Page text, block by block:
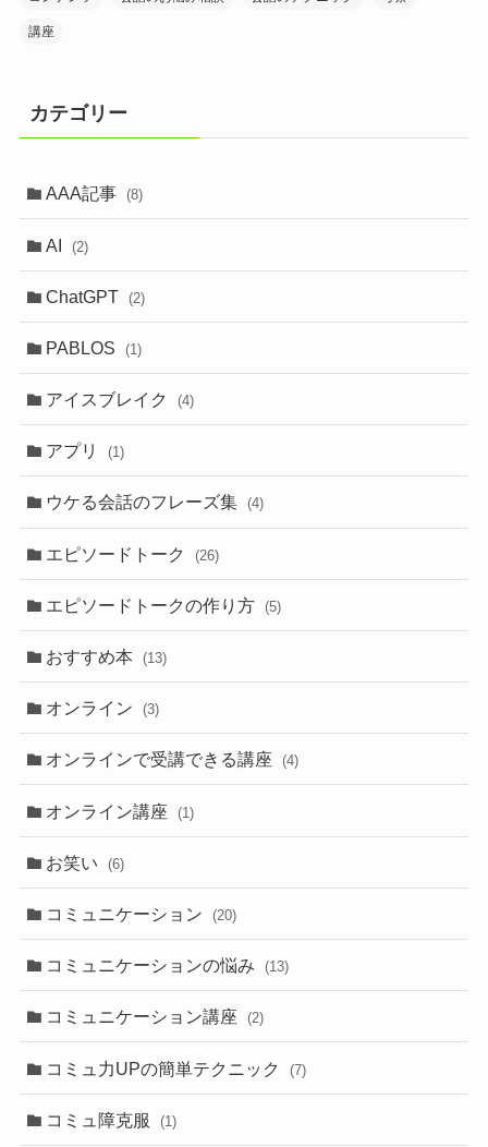
講座
カテゴリー
AAA記事 (8)
AI (2)
ChatGPT (2)
PABLOS (1)
アイスブレイク (4)
アプリ (1)
ウケる会話のフレーズ集 (4)
エピソードトーク (26)
エピソードトークの作り方 (5)
おすすめ本 (13)
オンライン (3)
オンラインで受講できる講座 (4)
オンライン講座 (1)
お笑い (6)
コミュニケーション (20)
コミュニケーションの悩み (13)
コミュニケーション講座 (2)
コミュ力UPの簡単テクニック (7)
コミュ障克服 (1)